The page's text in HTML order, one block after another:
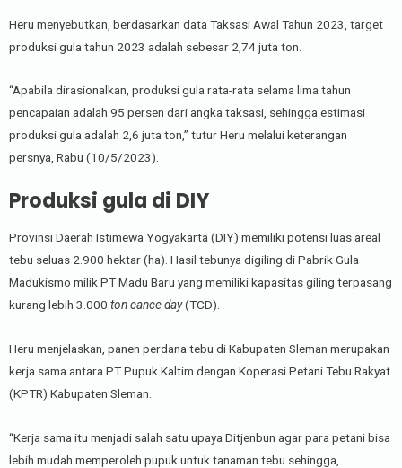
Heru menyebutkan, berdasarkan data Taksasi Awal Tahun 2023, target
produksi gula tahun 2023 adalah sebesar 2,74 juta ton.
“Apabila dirasionalkan, produksi gula rata-rata selama lima tahun
pencapaian adalah 95 persen dari angka taksasi, sehingga estimasi
produksi gula adalah 2,6 juta ton,” tutur Heru melalui keterangan
persnya, Rabu (10/5/2023).
Produksi gula di DIY
Provinsi Daerah Istimewa Yogyakarta (DIY) memiliki potensi luas areal
tebu seluas 2.900 hektar (ha). Hasil tebunya digiling di Pabrik Gula
Madukismo milik PT Madu Baru yang memiliki kapasitas giling terpasang
kurang lebih 3.000 ton cance day(TCD).
Heru menjelaskan, panen perdana tebu di Kabupaten Sleman merupakan
kerja sama antara PT Pupuk Kaltim dengan Koperasi Petani Tebu Rakyat
(KPTR) Kabupaten Sleman.
“Kerja sama itu menjadi salah satu upaya Ditjenbun agar para petani bisa
lebih mudah memperoleh pupuk untuk tanaman tebu sehingga,